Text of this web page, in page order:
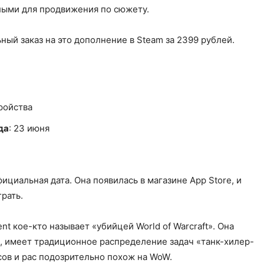
для продвижения по сюжету.
заказ на это дополнение в Steam за 2399 рублей.
: 23 июня
дата. Она появилась в магазине App Store, и
кое-кто называет «убийцей World of Warcraft». Она
имеет традиционное распределение задач «танк-хилер-
и рас подозрительно похож на WoW.